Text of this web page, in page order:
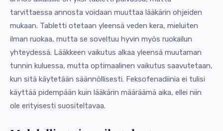
tarvittaessa annosta voidaan muuttaa lääkärin ohjeiden
mukaan. Tabletti otetaan yleensä veden kera, mieluiten
ilman ruokaa, mutta se soveltuu hyvin myös ruokailun
yhteydessä. Lääkkeen vaikutus alkaa yleensä muutaman
tunnin kuluessa, mutta optimaalinen vaikutus saavutetaan,
kun sitä käytetään säännöllisesti. Feksofenadiinia ei tulisi
käyttää pidempään kuin lääkärin määräämä aika, ellei niin
ole erityisesti suositeltavaa.